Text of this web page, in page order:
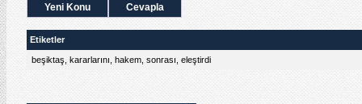
Yeni Konu Cevapla
Etiketler
beşiktaş kararlarını hakem sonrası eleştirdi